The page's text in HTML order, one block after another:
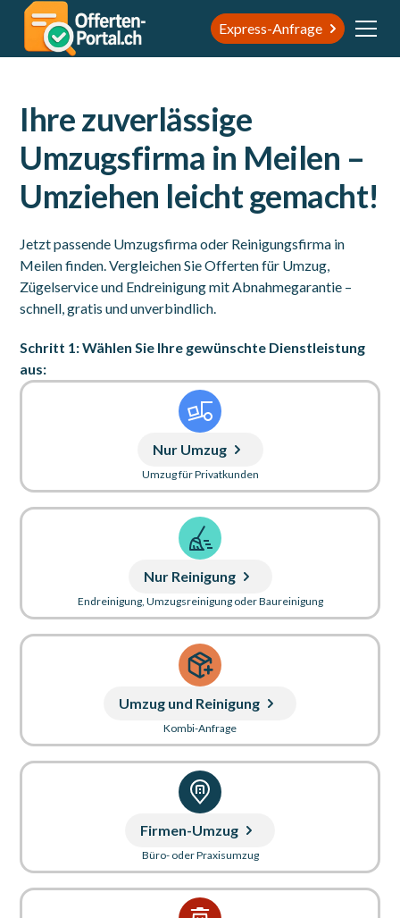
Express-Anfrage
Ihre zuverlässige
Umzugsfirma in Meilen –
Umziehen leicht gemacht!
Jetzt passende Umzugsfirma oder Reinigungsfirma in
Meilen finden. Vergleichen Sie Offerten für Umzug,
Zügelservice und Endreinigung mit Abnahmegarantie –
schnell, gratis und unverbindlich.
Schritt 1: Wählen Sie Ihre gewünschte Dienstleistung
aus:
Nur Umzug
Umzug für Privatkunden
Nur Reinigung
Endreinigung, Umzugsreinigung oder Baureinigung
Umzug und Reinigung
Kombi-Anfrage
Firmen-Umzug
Büro- oder Praxisumzug